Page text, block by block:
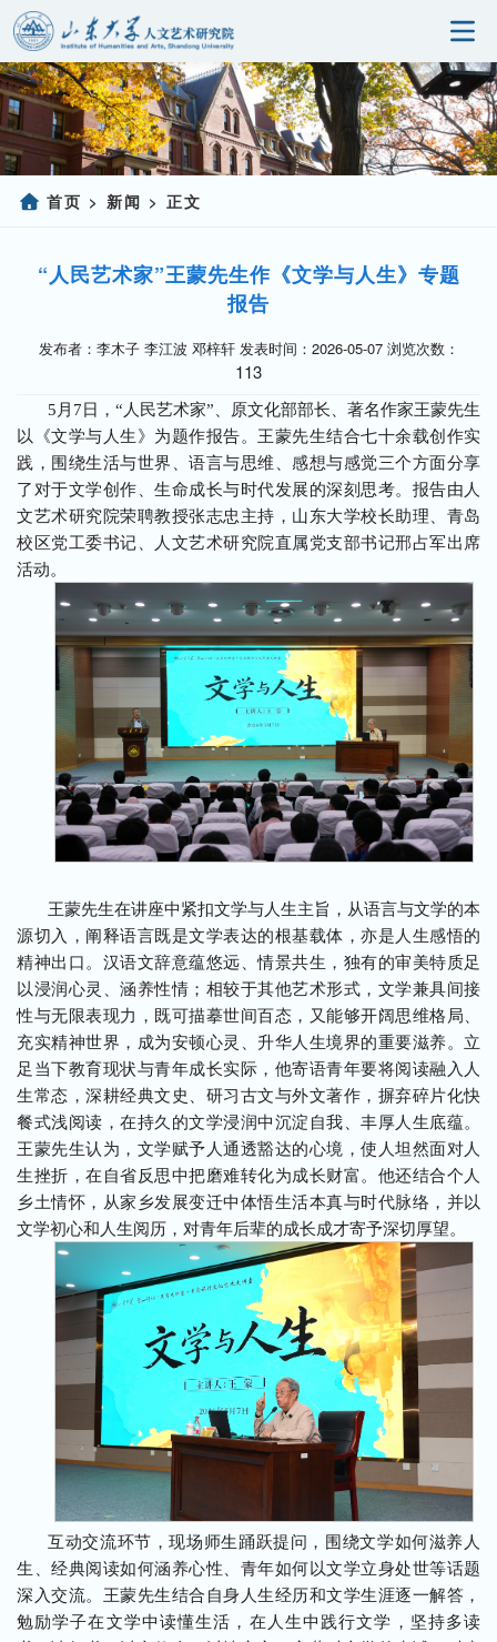
首页 > 新闻 > 正文
“人民艺术家”王蒙先生作《文学与人生》专题
报告
发布者：李木子 李江波 邓梓轩 发表时间：2026-05-07 浏览次数：
113
5月7日，“人民艺术家”、原文化部部长、著名作家王蒙先生
以《文学与人生》为题作报告。王蒙先生结合七十余载创作实
践，围绕生活与世界、语言与思维、感想与感觉三个方面分享
了对于文学创作、生命成长与时代发展的深刻思考。报告由人
文艺术研究院荣聘教授张志忠主持，山东大学校长助理、青岛
校区党工委书记、人文艺术研究院直属党支部书记邢占军出席
活动。
王蒙先生在讲座中紧扣文学与人生主旨，从语言与文学的本
源切入，阐释语言既是文学表达的根基载体，亦是人生感悟的
精神出口。汉语文辞意蕴悠远、情景共生，独有的审美特质足
以浸润心灵、涵养性情；相较于其他艺术形式，文学兼具间接
性与无限表现力，既可描摹世间百态，又能够开阔思维格局、
充实精神世界，成为安顿心灵、升华人生境界的重要滋养。立
足当下教育现状与青年成长实际，他寄语青年要将阅读融入人
生常态，深耕经典文史、研习古文与外文著作，摒弃碎片化快
餐式浅阅读，在持久的文学浸润中沉淀自我、丰厚人生底蕴。
王蒙先生认为，文学赋予人通透豁达的心境，使人坦然面对人
生挫折，在自省反思中把磨难转化为成长财富。他还结合个人
乡土情怀，从家乡发展变迁中体悟生活本真与时代脉络，并以
文学初心和人生阅历，对青年后辈的成长成才寄予深切厚望。
互动交流环节，现场师生踊跃提问，围绕文学如何滋养人
生、经典阅读如何涵养心性、青年如何以文学立身处世等话题
深入交流。王蒙先生结合自身人生经历和文学生涯逐一解答，
勉励学子在文学中读懂生活，在人生中践行文学，坚持多读
首页
研究院概况
党建园地
研究生教育
信息公开